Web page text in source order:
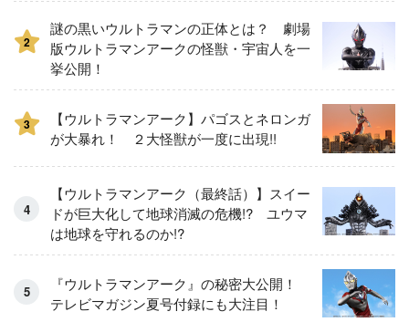
2
謎の黒いウルトラマンの正体とは？ 劇場
版ウルトラマンアークの怪獣・宇宙人を一
挙公開！
3
【ウルトラマンアーク】パゴスとネロンガ
が大暴れ！ ２大怪獣が一度に出現!!
【ウルトラマンアーク（最終話）】スイー
ドが巨大化して地球消滅の危機!? ユウマ
は地球を守れるのか!?
『ウルトラマンアーク』の秘密大公開！
テレビマガジン夏号付録にも大注目！